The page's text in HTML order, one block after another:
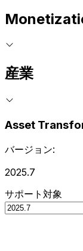
産業
Asset
バージョン:
2025.7
サポート対象